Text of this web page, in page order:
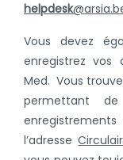
helpdesk
Vous devez
enregistrez vos
Med. Vous
permettant
l’adresse